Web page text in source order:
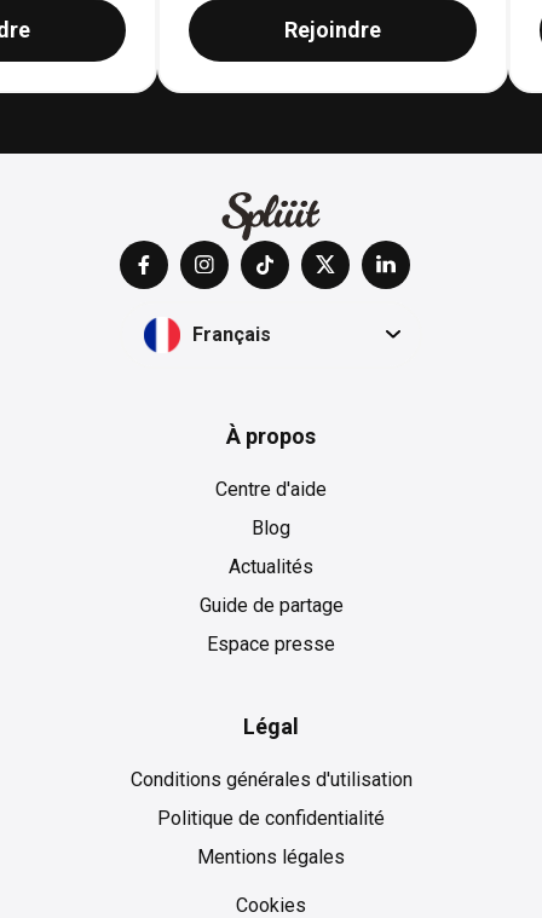
Rejoindre
Français
À propos
Centre d'aide
Blog
Actualités
Guide de partage
Espace presse
Légal
Conditions générales d'utilisation
Politique de confidentialité
Mentions légales
Cookies